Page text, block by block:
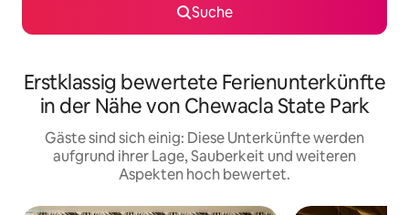
Suche
Erstklassig bewertete Ferienunterkünfte
in der Nähe von Chewacla State Park
Gäste sind sich einig: Diese Unterkünfte werden
aufgrund ihrer Lage, Sauberkeit und weiteren
Aspekten hoch bewertet.